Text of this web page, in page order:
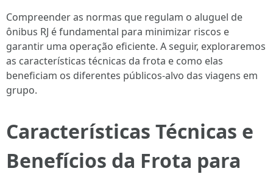
Compreender as normas que regulam o aluguel de
ônibus RJ é fundamental para minimizar riscos e
garantir uma operação eficiente. A seguir, exploraremos
as características técnicas da frota e como elas
beneficiam os diferentes públicos-alvo das viagens em
grupo.
Características Técnicas e
Benefícios da Frota para